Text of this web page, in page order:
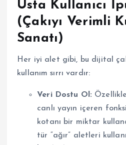
Usta Kullanıcı
(Çakıyı Verimli
Sanatı)
Her iyi alet gibi, bu dijital
kullanım sırrı vardır:
Veri Dostu Ol:
canlı yayın içeren
kotanı bir miktar
tür “ağır” aletleri